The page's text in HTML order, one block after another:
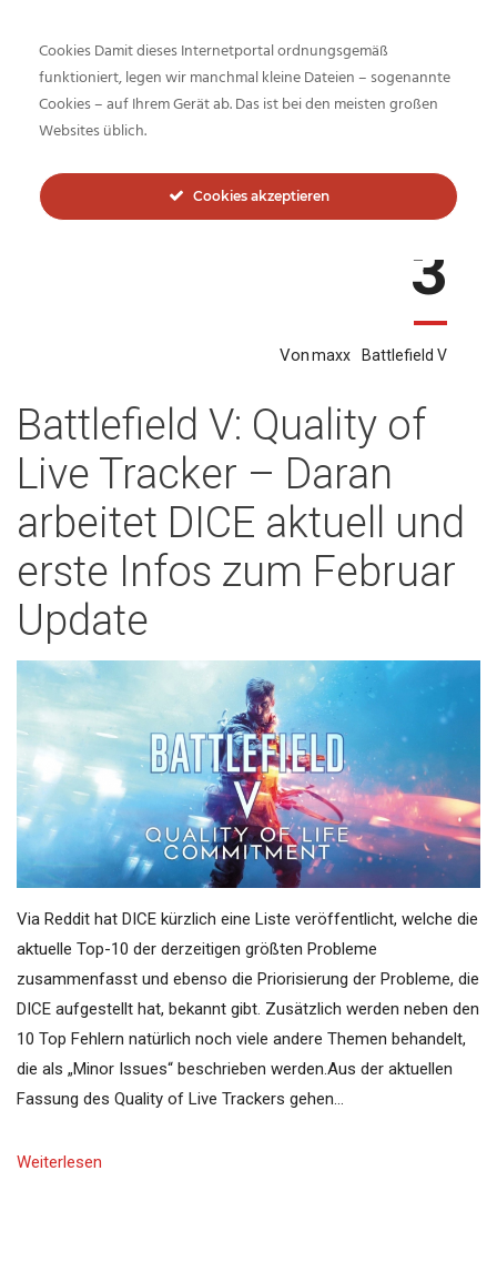
Blog: Archive
3
Vonmaxx Battlefield V
Battlefield V: Quality of
Live Tracker – Daran
arbeitet DICE aktuell und
erste Infos zum Februar
Update
Via Reddit hat DICE kürzlich eine Liste veröffentlicht, welche die
aktuelle Top-10 der derzeitigen größten Probleme
zusammenfasst und ebenso die Priorisierung der Probleme, die
DICE aufgestellt hat, bekannt gibt. Zusätzlich werden neben den
10 Top Fehlern natürlich noch viele andere Themen behandelt,
die als „Minor Issues“ beschrieben werden.Aus der aktuellen
Fassung des Quality of Live Trackers gehen…
Weiterlesen
Cookies Damit dieses Internetportal ordnungsgemäß
funktioniert, legen wir manchmal kleine Dateien – sogenannte
Cookies – auf Ihrem Gerät ab. Das ist bei den meisten großen
Websites üblich.
Cookies akzeptieren